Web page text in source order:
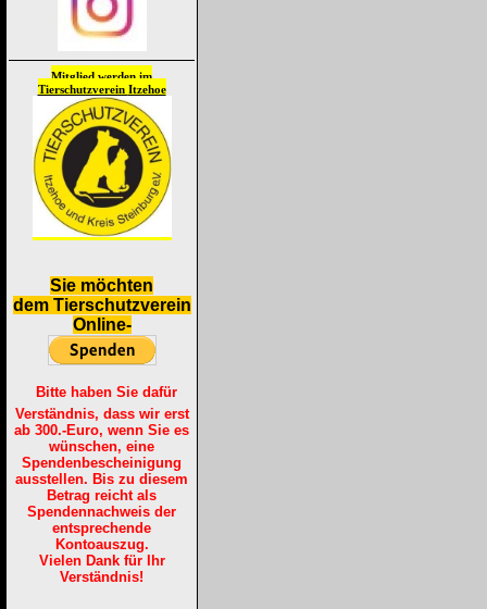
Mitglied werden im
Tierschutzverein Itzehoe
Sie möchten
dem Tierschutzverein
Online-
Bitte haben Sie dafür
Verständnis, dass wir erst
ab 300.-Euro, wenn Sie es
wünschen, eine
Spendenbescheinigung
ausstellen. Bis zu diesem
Betrag reicht als
Spendennachweis der
entsprechende
Kontoauszug.
Vielen Dank für Ihr
Verständnis!